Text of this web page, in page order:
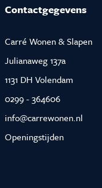
Contactgegevens
Carré Wonen & Slapen
Julianaweg 137a
1131 DH Volendam
0299 - 364606
info@carrewonen.nl
Openingstijden